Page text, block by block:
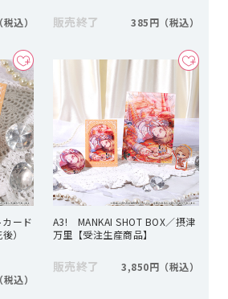
販売終了 385円
ード
）
A3! MANKAI SHOT BOX／摂津
万里【受注生産商品】
販売終了 3,850円